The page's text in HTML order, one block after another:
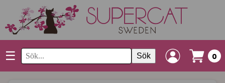
☰ Sök 0